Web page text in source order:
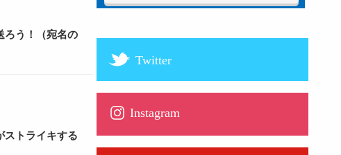
ろう！（宛名の
ストライキする
Twitter
Instagram